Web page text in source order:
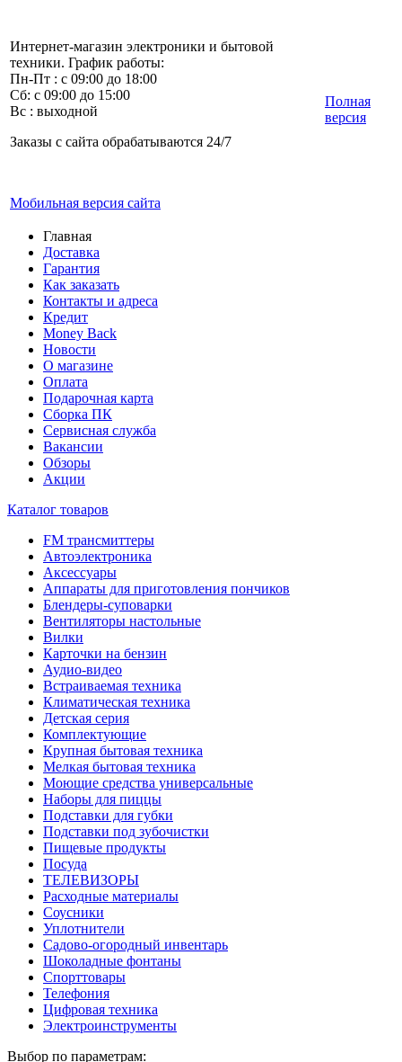
Интернет-магазин электроники и бытовой
техники. График работы:
Пн-Пт : с 09:00 до 18:00
Сб: с 09:00 до 15:00
Вс : выходной
Заказы с сайта обрабатываются 24/7
Мобильная версия сайта
Полная
версия
Главная
Доставка
Гарантия
Как заказать
Контакты и адреса
Кредит
Money Back
Новости
О магазине
Оплата
Подарочная карта
Сборка ПК
Сервисная служба
Вакансии
Обзоры
Акции
Каталог товаров
FM трансмиттеры
Автоэлектроника
Аксессуары
Аппараты для приготовления пончиков
Блендеры-суповарки
Вентиляторы настольные
Вилки
Карточки на бензин
Аудио-видео
Встраиваемая техника
Климатическая техника
Детская серия
Комплектующие
Крупная бытовая техника
Мелкая бытовая техника
Моющие средства универсальные
Наборы для пиццы
Подставки для губки
Подставки под зубочистки
Пищевые продукты
Посуда
ТЕЛЕВИЗОРЫ
Расходные материалы
Соусники
Уплотнители
Садово-огородный инвентарь
Шоколадные фонтаны
Спорттовары
Телефония
Цифровая техника
Электроинструменты
Выбор по параметрам: